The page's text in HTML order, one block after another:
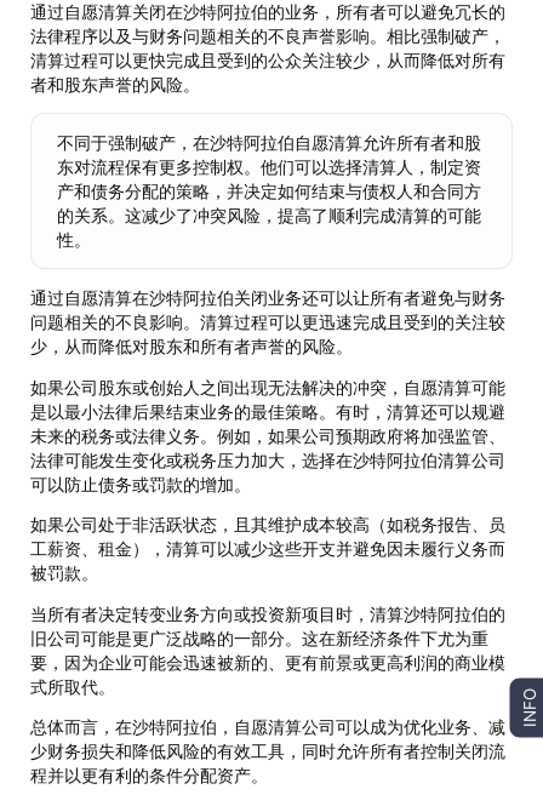
通过自愿清算关闭在沙特阿拉伯的业务，所有者可以避免冗长的
法律程序以及与财务问题相关的不良声誉影响。相比强制破产，
清算过程可以更快完成且受到的公众关注较少，从而降低对所有
者和股东声誉的风险。
不同于强制破产，在沙特阿拉伯自愿清算允许所有者和股
东对流程保有更多控制权。他们可以选择清算人，制定资
产和债务分配的策略，并决定如何结束与债权人和合同方
的关系。这减少了冲突风险，提高了顺利完成清算的可能
性。
通过自愿清算在沙特阿拉伯关闭业务还可以让所有者避免与财务
问题相关的不良影响。清算过程可以更迅速完成且受到的关注较
少，从而降低对股东和所有者声誉的风险。
如果公司股东或创始人之间出现无法解决的冲突，自愿清算可能
是以最小法律后果结束业务的最佳策略。有时，清算还可以规避
未来的税务或法律义务。例如，如果公司预期政府将加强监管、
法律可能发生变化或税务压力加大，选择在沙特阿拉伯清算公司
可以防止债务或罚款的增加。
如果公司处于非活跃状态，且其维护成本较高（如税务报告、员
工薪资、租金），清算可以减少这些开支并避免因未履行义务而
被罚款。
当所有者决定转变业务方向或投资新项目时，清算沙特阿拉伯的
旧公司可能是更广泛战略的一部分。这在新经济条件下尤为重
要，因为企业可能会迅速被新的、更有前景或更高利润的商业模
式所取代。
总体而言，在沙特阿拉伯，自愿清算公司可以成为优化业务、减
少财务损失和降低风险的有效工具，同时允许所有者控制关闭流
程并以更有利的条件分配资产。
INFO